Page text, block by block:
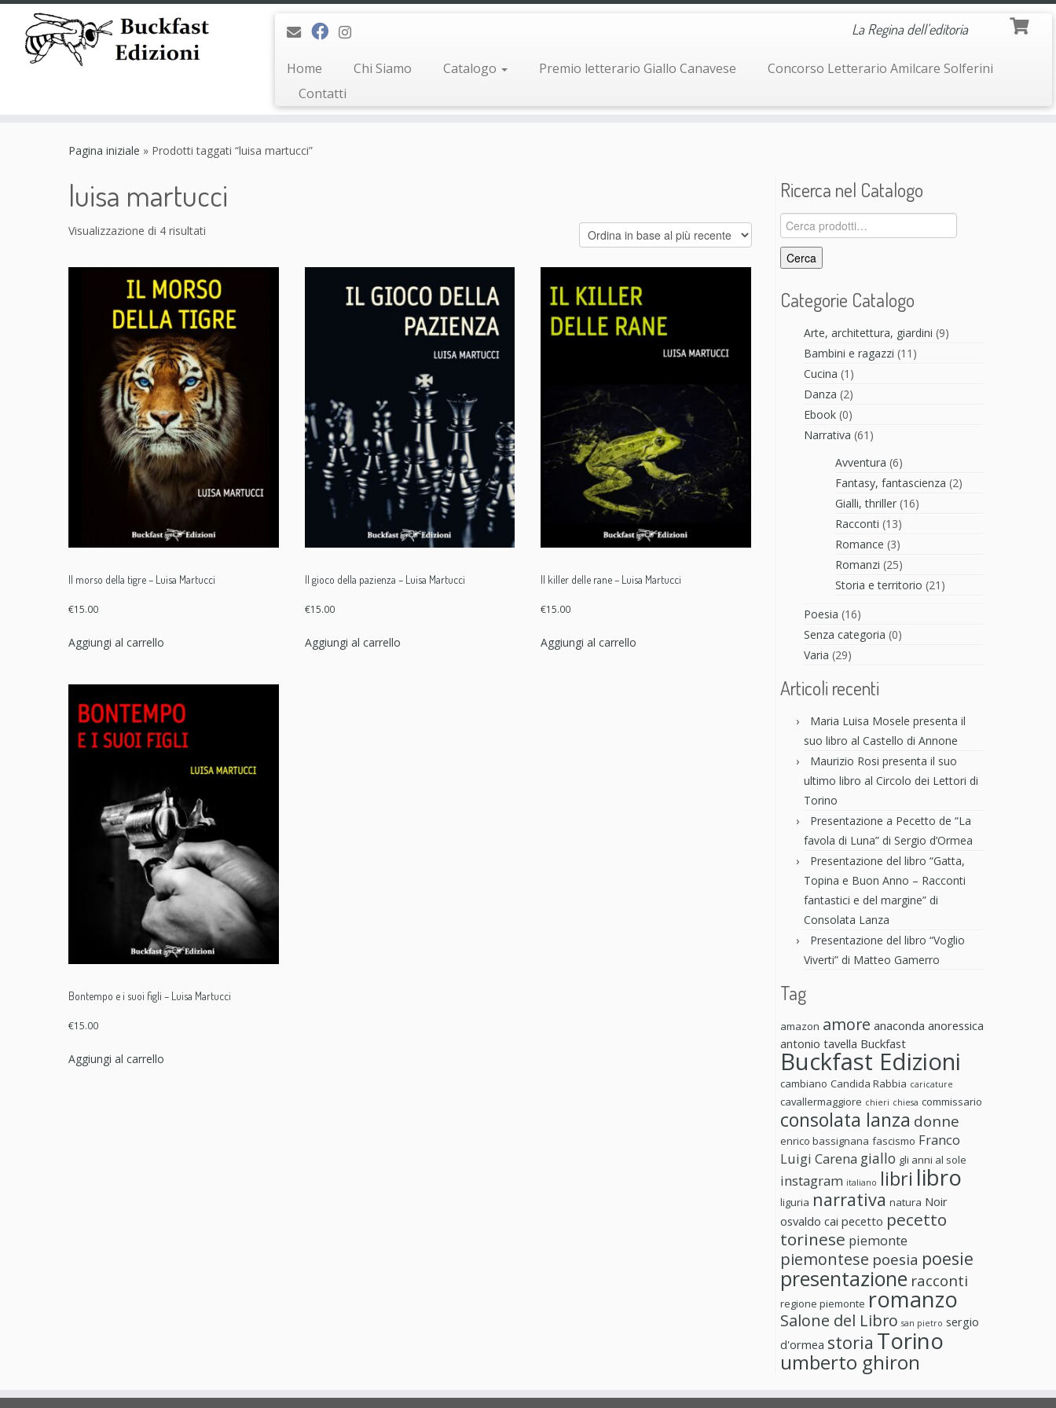
La Regina dell'editoria
Home Chi Siamo Catalogo Premio letterario Giallo Canavese
Concorso Letterario Amilcare Solferini
Contatti
Pagina iniziale » Prodotti taggati “luisa martucci”
luisa martucci
Visualizzazione di 4 risultati
Il morso della tigre – Luisa Martucci
€15.00
Aggiungi al carrello
Il gioco della pazienza – Luisa Martucci
€15.00
Aggiungi al carrello
Il killer delle rane – Luisa Martucci
€15.00
Aggiungi al carrello
Bontempo e i suoi figli – Luisa Martucci
€15.00
Aggiungi al carrello
Ricerca nel Catalogo
Cerca:
Cerca
Categorie Catalogo
Arte, architettura, giardini (9)
Bambini e ragazzi (11)
Cucina (1)
Danza (2)
Ebook (0)
Narrativa (61)
Avventura (6)
Fantasy, fantascienza (2)
Gialli, thriller (16)
Racconti (13)
Romance (3)
Romanzi (25)
Storia e territorio (21)
Poesia (16)
Senza categoria (0)
Varia (29)
Articoli recenti
Maria Luisa Mosele presenta il
suo libro al Castello di Annone
Maurizio Rosi presenta il suo
ultimo libro al Circolo dei Lettori di
Torino
Presentazione a Pecetto de “La
favola di Luna” di Sergio d’Ormea
Presentazione del libro “Gatta,
Topina e Buon Anno – Racconti
fantastici e del margine” di
Consolata Lanza
Presentazione del libro “Voglio
Viverti” di Matteo Gamerro
Tag
amazon amore anaconda anoressica
antonio tavella Buckfast
Buckfast Edizioni
cambiano Candida Rabbia caricature
cavallermaggiore chieri chiesa commissario
consolata lanza donne
enrico bassignana fascismo Franco
Luigi Carena giallo gli anni al sole
instagram italiano libri libro
liguria narrativa natura Noir
osvaldo cai pecetto pecetto
torinese piemonte
piemontese poesia poesie
presentazione racconti
regione piemonte romanzo
Salone del Libro san pietro sergio
d'ormea storia Torino
umberto ghiron